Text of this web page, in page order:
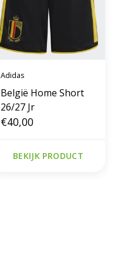
Adidas
België Home Short
26/27 Jr
€40,00
BEKIJK PRODUCT